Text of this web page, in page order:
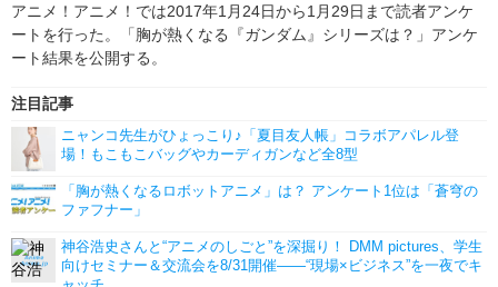
ゲーム 座談会
アニメ！アニメ！TV ABEMA Cafe
アニメ！アニメ！では2017年1月24日から1月29日まで読者アンケ
ートを行った。「胸が熱くなる『ガンダム』シリーズは？」アンケ
ート結果を公開する。
注目記事
ニャンコ先生がひょっこり♪「夏目友人帳」コラボアパレル登
場！もこもこバッグやカーディガンなど全8型
「胸が熱くなるロボットアニメ」は？ アンケート1位は「蒼穹の
ファフナー」
神谷浩史さんと“アニメのしごと”を深掘り！ DMM pictures、学生
向けセミナー＆交流会を8/31開催――“現場×ビジネス”を一夜でキ